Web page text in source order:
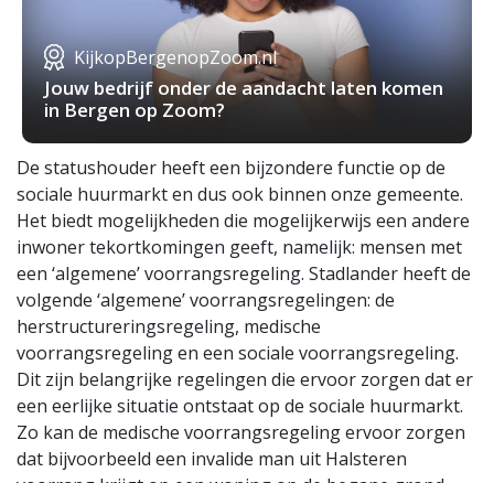
KijkopBergenopZoom.nl
Jouw bedrijf onder de aandacht laten komen
in Bergen op Zoom?
De statushouder heeft een bijzondere functie op de
sociale huurmarkt en dus ook binnen onze gemeente.
Het biedt mogelijkheden die mogelijkerwijs een andere
inwoner tekortkomingen geeft, namelijk: mensen met
een ‘algemene’ voorrangsregeling. Stadlander heeft de
volgende ‘algemene’ voorrangsregelingen: de
herstructureringsregeling, medische
voorrangsregeling en een sociale voorrangsregeling.
Dit zijn belangrijke regelingen die ervoor zorgen dat er
een eerlijke situatie ontstaat op de sociale huurmarkt.
Zo kan de medische voorrangsregeling ervoor zorgen
dat bijvoorbeeld een invalide man uit Halsteren